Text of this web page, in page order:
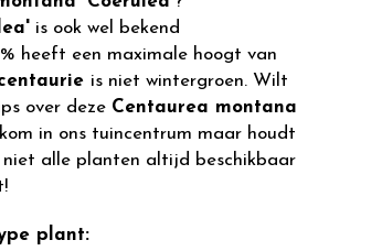
is ook wel bekend
heeft een maximale hoogt van
is niet wintergroen. Wilt
over deze Centaurea montana
in ons tuincentrum maar houdt
alle planten altijd beschikbaar
plant: